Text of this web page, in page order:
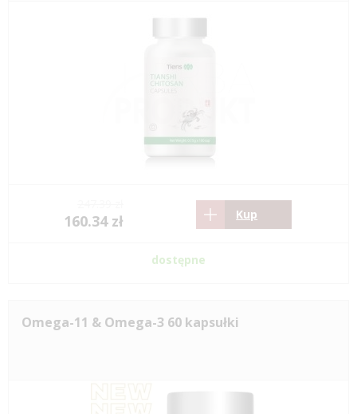
160.34 zł Kup
dostępne
Omega-11 & Omega-3 60 kapsułki